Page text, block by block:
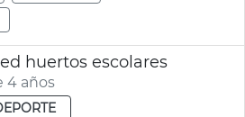
huertos escolares
4 años